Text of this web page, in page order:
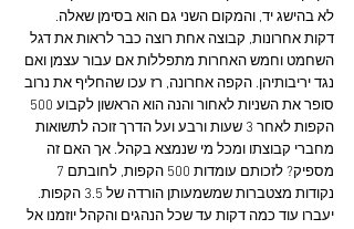
לא בהישג יד, והמקום השני גם הוא בסימן שאלה.
דקות אחרונות, קבוצה אחת רוצה כבר לראות את דגל
השחמט וחמש האחרות מתפללות אם עבור עצמן ואם
נגד יריבותיהן. הקפה אחרונה, רז עכו שהחליף את נרוב
הקפות לאחר 3 שעות ורבע ועל הדרך זוכה לתשואות
מחברי קבוצתו ומכל מי שנמצא בקהל. אך האם זה
נקודות מצטברות שמשמעותן הורדה של 3.5 הקפות.
יעברו עוד כמה דקות עד שכל הנהגים והקהל יוזמנו אל